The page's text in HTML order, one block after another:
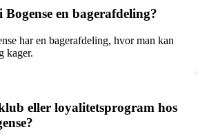
en bagerafdeling?
har en bagerafdeling, hvor man kan
kager.
eller loyalitetsprogram hos